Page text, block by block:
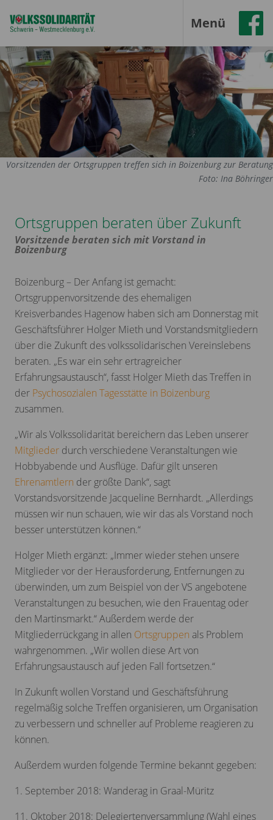
Menü
Vorsitzenden der Ortsgruppen treffen sich in Boizenburg zur Beratung
Foto: Ina Böhringer
Ortsgruppen beraten über Zukunft
Vorsitzende beraten sich mit Vorstand in
Boizenburg
Boizenburg – Der Anfang ist gemacht:
Ortsgruppenvorsitzende des ehemaligen
Kreisverbandes Hagenow haben sich am Donnerstag mit
Geschäftsführer Holger Mieth und Vorstandsmitgliedern
über die Zukunft des volkssolidarischen Vereinslebens
beraten. „Es war ein sehr ertragreicher
Erfahrungsaustausch“, fasst Holger Mieth das Treffen in
der Psychosozialen Tagesstätte in Boizenburg
zusammen.
„Wir als Volkssolidarität bereichern das Leben unserer
Mitglieder durch verschiedene Veranstaltungen wie
Hobbyabende und Ausflüge. Dafür gilt unseren
Ehrenamtlern der größte Dank“, sagt
Vorstandsvorsitzende Jacqueline Bernhardt. „Allerdings
müssen wir nun schauen, wie wir das als Vorstand noch
besser unterstützen können.“
Holger Mieth ergänzt: „Immer wieder stehen unsere
Mitglieder vor der Herausforderung, Entfernungen zu
überwinden, um zum Beispiel von der VS angebotene
Veranstaltungen zu besuchen, wie den Frauentag oder
den Martinsmarkt.“ Außerdem werde der
Mitgliederrückgang in allen Ortsgruppen als Problem
wahrgenommen. „Wir wollen diese Art von
Erfahrungsaustausch auf jeden Fall fortsetzen.“
In Zukunft wollen Vorstand und Geschäftsführung
regelmäßig solche Treffen organisieren, um Organisation
zu verbessern und schneller auf Probleme reagieren zu
können.
Außerdem wurden folgende Termine bekannt gegeben:
1. September 2018: Wanderag in Graal-Müritz
11. Oktober 2018: Delegiertenversammlung (Wahl eines